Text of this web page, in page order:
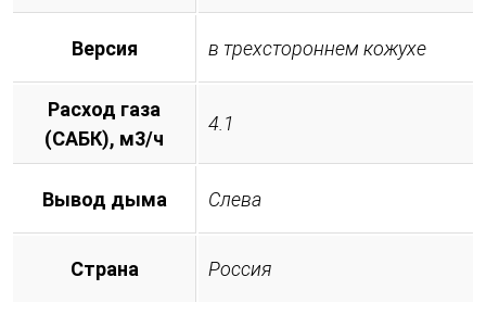
Версия в трехстороннем кожухе
Расход газа
(САБК), м3/ч
4.1
Вывод дыма Слева
Страна Россия